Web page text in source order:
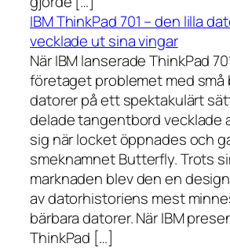
IBM ThinkPad 701 – den lilla
vecklade ut sina vingar
När IBM lanserade ThinkPad
företaget problemet med små
datorer på ett spektakulärt
delade tangentbord vecklade
sig när locket öppnades och
smeknamnet Butterfly. Trots
marknaden blev den en
av datorhistoriens mest
bärbara datorer. När IBM
ThinkPad […]